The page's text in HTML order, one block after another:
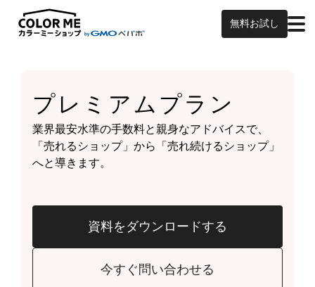
無料お試し
プレミアムプラン
業界最安水準の手数料と親身なアドバイスで、
「売れるショップ」から「売れ続けるショップ」
へと導きます。
資料をダウンロードする
今すぐ問い合わせる